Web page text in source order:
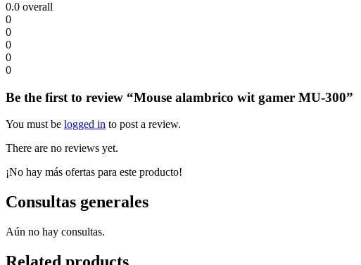
0.0 overall
0
0
0
0
0
Be the first to review “Mouse alambrico wit gamer MU-300”
You must be logged in to post a review.
There are no reviews yet.
¡No hay más ofertas para este producto!
Consultas generales
Aún no hay consultas.